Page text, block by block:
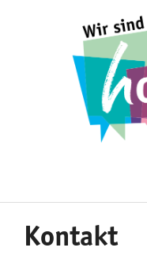
Kontakt